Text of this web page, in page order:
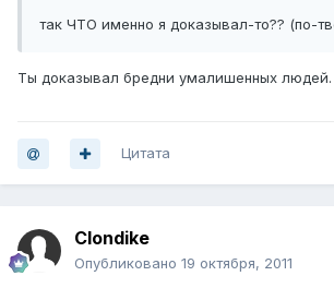
так ЧТО именно я доказывал-то?? (по-
Ты доказывал бредни умалишенных людей.
Цитата
Clondike
Опубликовано 19 октября, 2011